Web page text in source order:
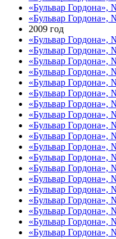
«Бульвар Гордона»,
«Бульвар Гордона»,
2009 год
«Бульвар Гордона»,
«Бульвар Гордона»,
«Бульвар Гордона»,
«Бульвар Гордона»,
«Бульвар Гордона»,
«Бульвар Гордона»,
«Бульвар Гордона»,
«Бульвар Гордона»,
«Бульвар Гордона»,
«Бульвар Гордона»,
«Бульвар Гордона»,
«Бульвар Гордона»,
«Бульвар Гордона»,
«Бульвар Гордона»,
«Бульвар Гордона»,
«Бульвар Гордона»,
«Бульвар Гордона»,
«Бульвар Гордона»,
«Бульвар Гордона»,